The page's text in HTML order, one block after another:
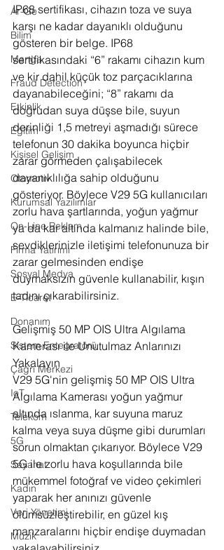
Ar-Ge
Bilim
Manga
Fraud Detection
Etkinlik
Eğitim
Kişisel Gelişim
Otomotiv
Kurumsal Yazılımlar
On-Line Reklam
Firma Yatırımı
Sosyal Medya
E-Ticaret
Donanım
Sistem Entegratörü
Çağrı Merkezi
IoT
Telekom
5G
Seyahat
Kadın
Veri Yönetimi
Müzik
IP68 sertifikası, cihazın toza ve suya
karşı ne kadar dayanıklı olduğunu
gösteren bir belge. IP68
sertifikasındaki “6” rakamı cihazın kum
ve kir dahil küçük toz parçacıklarına
dayanabileceğini; “8” rakamı da
doğrudan suya düşse bile, suyun
derinliği 1,5 metreyi aşmadığı sürece
telefonun 30 dakika boyunca hiçbir
zarar görmeden çalışabilecek
dayanıklılığa sahip olduğunu
gösteriyor. Böylece V29 5G kullanıcıları
zorlu hava şartlarında, yoğun yağmur
ya da kar altında kalmanız halinde bile,
sevdiklerinizle iletişimi telefonunuza bir
zarar gelmesinden endişe
duymaksızın güvenle kullanabilir, kışın
tadını çıkarabilirsiniz.
Gelişmiş 50 MP OIS Ultra Algılama
Kamerası ile Unutulmaz Anlarınızı
Yakalayın
V29 5G'nin gelişmiş 50 MP OIS Ultra
Algılama Kamerası yoğun yağmur
altında ıslanma, kar suyuna maruz
kalma veya suya düşme gibi durumları
sorun olmaktan çıkarıyor. Böylece V29
5G ile zorlu hava koşullarında bile
mükemmel fotoğraf ve video çekimleri
yaparak her anınızı güvenle
ölümsüzleştirebilir, en güzel kış
manzaralarını hiçbir endişe duymadan